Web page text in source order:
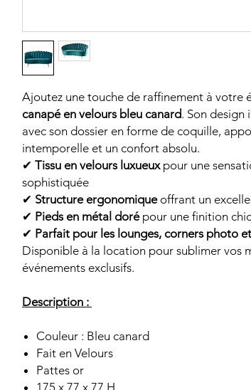
Ajoutez une touche de raffinement à votre
canapé en velours bleu canard. Son design
avec son dossier en forme de coquille,
intemporelle et un confort absolu.
✔ Tissu en velours luxueuxpour une
sophistiquée
✔ Structure ergonomiqueoffrant un
✔ Pieds en métal dorépour une finition
✔ Parfait pour les lounges, corners photo
Disponible à la location pour sublimer vos
événements exclusifs.
Description :
Couleur : Bleu canard
Fait en Velours
Pattes or
175 x 77 x 77 H